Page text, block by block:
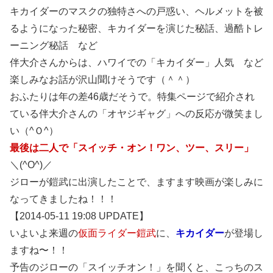
キカイダーのマスクの独特さへの戸惑い、ヘルメットを被
るようになった秘密、キカイダーを演じた秘話、過酷トレ
ーニング秘話 など
伴大介さんからは、ハワイでの「キカイダー」人気 など
楽しみなお話が沢山聞けそうです（＾＾）
おふたりは年の差46歳だそうで。特集ページで紹介され
ている伴大介さんの「オヤジギャグ」への反応が微笑まし
い（^Ｏ^）
最後は二人で「スイッチ・オン！ワン、ツー、スリー」
＼(^O^)／
ジローが鎧武に出演したことで、ますます映画が楽しみに
なってきましたね！！！
【2014-05-11 19:08 UPDATE】
いよいよ来週の仮面ライダー鎧武に、 キカイダーが登場し
ますね〜！！
予告のジローの「スイッチオン！」を聞くと、こっちのス